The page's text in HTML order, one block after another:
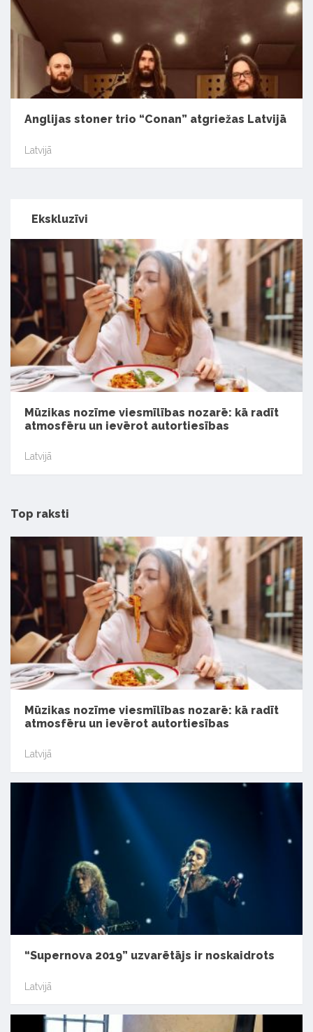
Anglijas stoner trio “Conan” atgriežas Latvijā
Latvijā
Ekskluzīvi
Mūzikas nozīme viesmīlības nozarē: kā radīt
atmosfēru un ievērot autortiesības
Latvijā
Top raksti
Mūzikas nozīme viesmīlības nozarē: kā radīt
atmosfēru un ievērot autortiesības
Latvijā
“Supernova 2019” uzvarētājs ir noskaidrots
Latvijā